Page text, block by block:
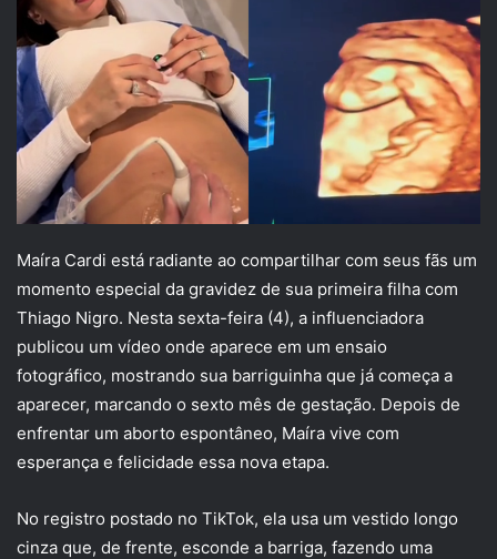
Maíra Cardi está radiante ao compartilhar com seus fãs um
momento especial da gravidez de sua primeira filha com
Thiago Nigro. Nesta sexta-feira (4), a influenciadora
publicou um vídeo onde aparece em um ensaio
fotográfico, mostrando sua barriguinha que já começa a
aparecer, marcando o sexto mês de gestação. Depois de
enfrentar um aborto espontâneo, Maíra vive com
esperança e felicidade essa nova etapa.
No registro postado no TikTok, ela usa um vestido longo
cinza que, de frente, esconde a barriga, fazendo uma